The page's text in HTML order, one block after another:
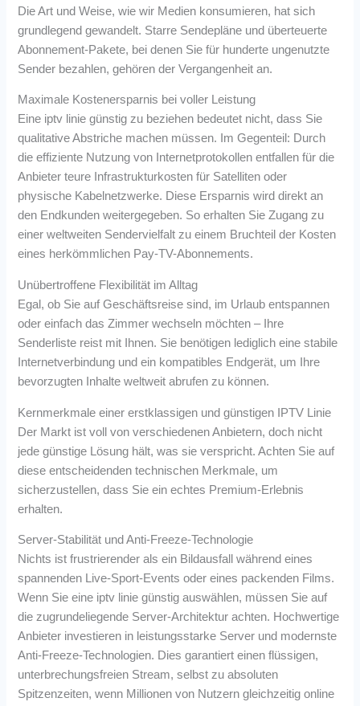
Die Art und Weise, wie wir Medien konsumieren, hat sich
grundlegend gewandelt. Starre Sendepläne und überteuerte
Abonnement-Pakete, bei denen Sie für hunderte ungenutzte
Sender bezahlen, gehören der Vergangenheit an.
Maximale Kostenersparnis bei voller Leistung
Eine iptv linie günstig zu beziehen bedeutet nicht, dass Sie
qualitative Abstriche machen müssen. Im Gegenteil: Durch
die effiziente Nutzung von Internetprotokollen entfallen für die
Anbieter teure Infrastrukturkosten für Satelliten oder
physische Kabelnetzwerke. Diese Ersparnis wird direkt an
den Endkunden weitergegeben. So erhalten Sie Zugang zu
einer weltweiten Sendervielfalt zu einem Bruchteil der Kosten
eines herkömmlichen Pay-TV-Abonnements.
Unübertroffene Flexibilität im Alltag
Egal, ob Sie auf Geschäftsreise sind, im Urlaub entspannen
oder einfach das Zimmer wechseln möchten – Ihre
Senderliste reist mit Ihnen. Sie benötigen lediglich eine stabile
Internetverbindung und ein kompatibles Endgerät, um Ihre
bevorzugten Inhalte weltweit abrufen zu können.
Kernmerkmale einer erstklassigen und günstigen IPTV Linie
Der Markt ist voll von verschiedenen Anbietern, doch nicht
jede günstige Lösung hält, was sie verspricht. Achten Sie auf
diese entscheidenden technischen Merkmale, um
sicherzustellen, dass Sie ein echtes Premium-Erlebnis
erhalten.
Server-Stabilität und Anti-Freeze-Technologie
Nichts ist frustrierender als ein Bildausfall während eines
spannenden Live-Sport-Events oder eines packenden Films.
Wenn Sie eine iptv linie günstig auswählen, müssen Sie auf
die zugrundeliegende Server-Architektur achten. Hochwertige
Anbieter investieren in leistungsstarke Server und modernste
Anti-Freeze-Technologien. Dies garantiert einen flüssigen,
unterbrechungsfreien Stream, selbst zu absoluten
Spitzenzeiten, wenn Millionen von Nutzern gleichzeitig online